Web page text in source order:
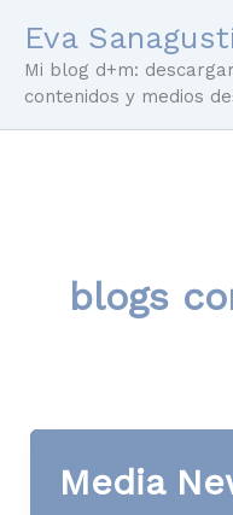
contenido
Eva
Mi blog d+m:
contenidos y medios
blogs
Media